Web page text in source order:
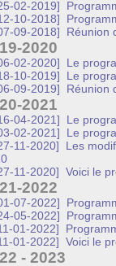
02-2019]
10-2018]
09-2018]
Réunion
2020
02-2020]
Le
10-2019]
Le
09-2019]
Réunion
2021
04-2021]
Le
02-2021]
Le
11-2020]
Les
11-2020]
Voici le
2022
07-2022]
05-2022]
01-2022]
01-2022]
Voici le
- 2023